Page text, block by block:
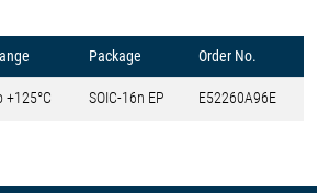
Package Order No.
+125°C SOIC-16n EP E52260A96E